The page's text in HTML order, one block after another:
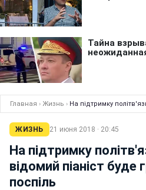
Главная › Жизнь › На підтримку
ЖИЗНЬ 21 июня 2018 · 20:45
На підтримку
відомий піаніст буде
поспіль